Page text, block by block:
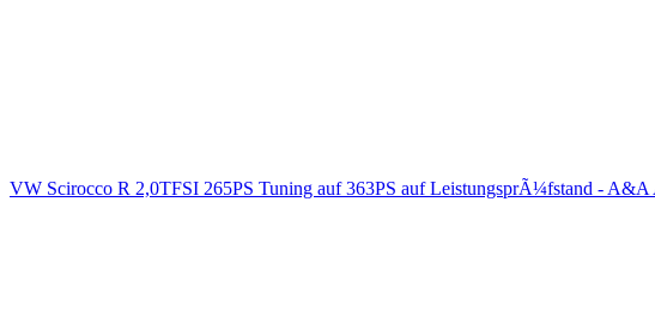
VW Scirocco R 2,0TFSI 265PS Tuning auf 363PS auf LeistungsprÃ¼fstand -